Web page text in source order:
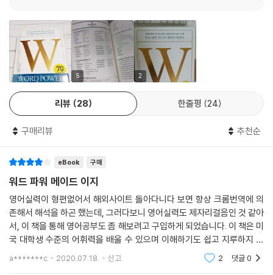
습법으로, 단어들이 꼬리에 꼬리를 물며 한 줄기로 정리된다. 각 파트의 끝
에는 연습문제 테스트가 나와서 부족한 부분을 꼼꼼히 점검하고 다음 장으
로 넘어갈 수 있다. 책의 뒷부분에 실린 〈워드 맵핑북〉은 단어 사이의 관계
도를 마인드맵으로 형상화한 것으로, 이 부분만 따로 떼어 복습해도 학습
효과를 한층 높일 수 있다.
SAT, GRE, TOEFL 고득점 필독서
다. 고급 영단어 학습의 원조 격이자 전 세계 SAT, GRE, TOEFL을 준비하
하는 사람들에게는 빈출단어 리스트 기능까지 겸하고 있어 미국 대학 진학
을 위해 공부하는 예비 유학생이나, 수많은 단어를 외웠지만 수준 높은 원
서를 보려면 여전히 사전을 찾아야 하는 사람, 지적 텍스트를 읽고 싶은 사
람에게 유용하다.
영단어 학습서를 넘어 한 권의 인문학 책
사전편찬자이자 어원연구가이며 언어학 교수인 노먼 루이스는 어휘력이
5 2
리뷰 28 한줄평 24
구매리뷰 추천순
eBook 구매
워드 파워 메이드 이지
영어실력이 형편없어서 해외사이트 돌아다니다 보면 항상 크롬번역에 의
존해서 해석을 하곤 했는데, 그러다보니 영어실력도 제자리걸음인 것 같아
서, 이 책을 통해 영어공부도 좀 해보려고 구입하게 되었습니다. 이 책은 미
국 대학생 수준의 어휘력을 배울 수 있으며 이해하기도 쉽고 지루하지 않
고 공부하기 수월한 구성이라 만족스럽습니다. 어휘공부를 위해 일일이 사
a*******c 2020.07.18. 신고 2 댓글0